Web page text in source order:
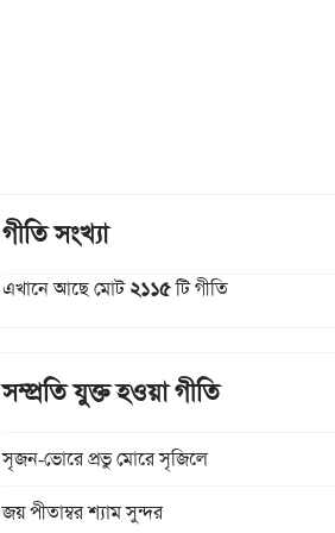
গীতি সংখ্যা
এখানে আছে মোট২১১৫টি গীতি
সম্প্রতি যুক্ত হওয়া গীতি
সৃজন-ভোরে প্রভু মোরে সৃজিলে
জয় পীতাম্বর শ্যাম সুন্দর